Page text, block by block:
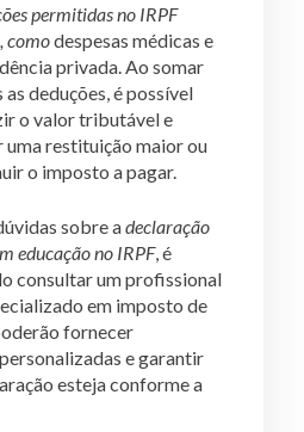
permitidas no IRPF
comodespesas médicas e
privada. Ao somar
as deduções, é possível
o valor tributável e
restituição maior ou
o imposto a pagar.
sobre adeclaração
educação no IRPF, é
consultar um profissional
em imposto de
fornecer
e garantir
esteja conforme a